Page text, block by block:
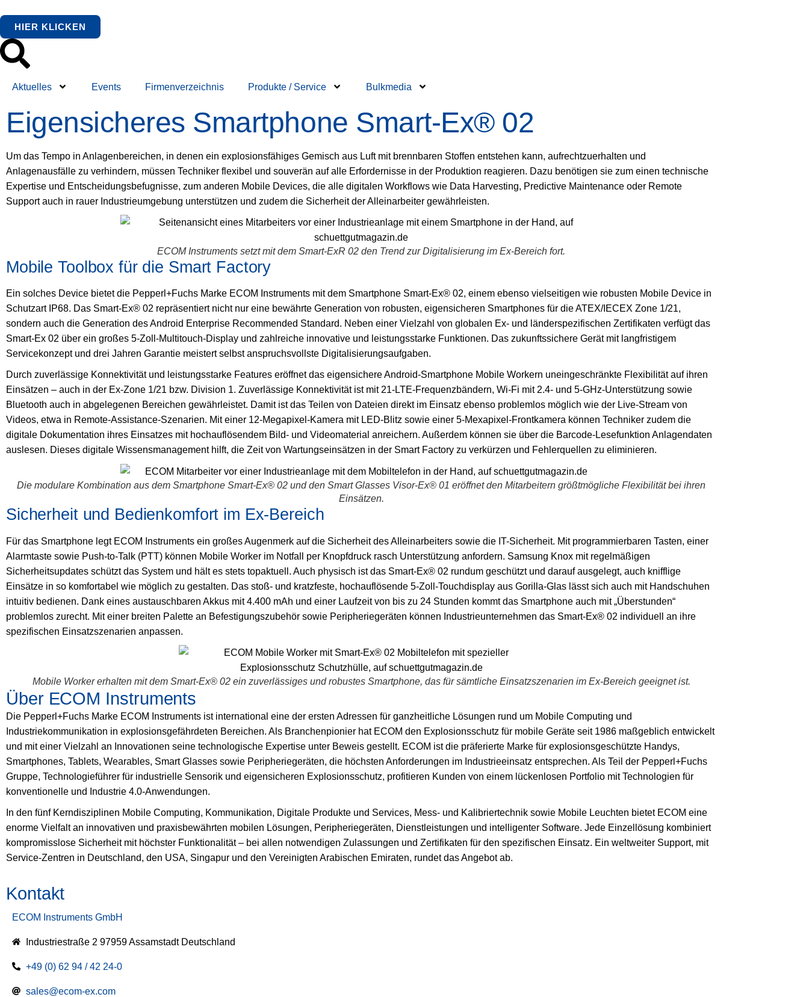
HIER KLICKEN
Aktuelles Events Firmenverzeichnis Produkte / Service Bulkmedia
Eigensicheres Smartphone Smart-Ex® 02
Um das Tempo in Anlagenbereichen, in denen ein explosionsfähiges Gemisch aus Luft mit brennbaren Stoffen entstehen kann, aufrechtzuerhalten und
Anlagenausfälle zu verhindern, müssen Techniker flexibel und souverän auf alle Erfordernisse in der Produktion reagieren. Dazu benötigen sie zum einen technische
Expertise und Entscheidungsbefugnisse, zum anderen Mobile Devices, die alle digitalen Workflows wie Data Harvesting, Predictive Maintenance oder Remote
Support auch in rauer Industrieumgebung unterstützen und zudem die Sicherheit der Alleinarbeiter gewährleisten.
ECOM Instruments setzt mit dem Smart-ExR 02 den Trend zur Digitalisierung im Ex-Bereich fort.
Mobile Toolbox für die Smart Factory
Ein solches Device bietet die Pepperl+Fuchs Marke ECOM Instruments mit dem Smartphone Smart-Ex® 02, einem ebenso vielseitigen wie robusten Mobile Device in
Schutzart IP68. Das Smart-Ex® 02 repräsentiert nicht nur eine bewährte Generation von robusten, eigensicheren Smartphones für die ATEX/IECEX Zone 1/21,
sondern auch die Generation des Android Enterprise Recommended Standard. Neben einer Vielzahl von globalen Ex- und länderspezifischen Zertifikaten verfügt das
Smart-Ex 02 über ein großes 5-Zoll-Multitouch-Display und zahlreiche innovative und leistungsstarke Funktionen. Das zukunftssichere Gerät mit langfristigem
Servicekonzept und drei Jahren Garantie meistert selbst anspruchsvollste Digitalisierungsaufgaben.
Durch zuverlässige Konnektivität und leistungsstarke Features eröffnet das eigensichere Android-Smartphone Mobile Workern uneingeschränkte Flexibilität auf ihren
Einsätzen – auch in der Ex-Zone 1/21 bzw. Division 1. Zuverlässige Konnektivität ist mit 21-LTE-Frequenzbändern, Wi-Fi mit 2.4- und 5-GHz-Unterstützung sowie
Bluetooth auch in abgelegenen Bereichen gewährleistet. Damit ist das Teilen von Dateien direkt im Einsatz ebenso problemlos möglich wie der Live-Stream von
Videos, etwa in Remote-Assistance-Szenarien. Mit einer 12-Megapixel-Kamera mit LED-Blitz sowie einer 5-Mexapixel-Frontkamera können Techniker zudem die
digitale Dokumentation ihres Einsatzes mit hochauflösendem Bild- und Videomaterial anreichern. Außerdem können sie über die Barcode-Lesefunktion Anlagendaten
auslesen. Dieses digitale Wissensmanagement hilft, die Zeit von Wartungseinsätzen in der Smart Factory zu verkürzen und Fehlerquellen zu eliminieren.
Die modulare Kombination aus dem Smartphone Smart-Ex® 02 und den Smart Glasses Visor-Ex® 01 eröffnet den Mitarbeitern größtmögliche Flexibilität bei ihren
Einsätzen.
Sicherheit und Bedienkomfort im Ex-Bereich
Für das Smartphone legt ECOM Instruments ein großes Augenmerk auf die Sicherheit des Alleinarbeiters sowie die IT-Sicherheit. Mit programmierbaren Tasten, einer
Alarmtaste sowie Push-to-Talk (PTT) können Mobile Worker im Notfall per Knopfdruck rasch Unterstützung anfordern. Samsung Knox mit regelmäßigen
Sicherheitsupdates schützt das System und hält es stets topaktuell. Auch physisch ist das Smart-Ex® 02 rundum geschützt und darauf ausgelegt, auch knifflige
Einsätze in so komfortabel wie möglich zu gestalten. Das stoß- und kratzfeste, hochauflösende 5-Zoll-Touchdisplay aus Gorilla-Glas lässt sich auch mit Handschuhen
intuitiv bedienen. Dank eines austauschbaren Akkus mit 4.400 mAh und einer Laufzeit von bis zu 24 Stunden kommt das Smartphone auch mit „Überstunden“
problemlos zurecht. Mit einer breiten Palette an Befestigungszubehör sowie Peripheriegeräten können Industrieunternehmen das Smart-Ex® 02 individuell an ihre
spezifischen Einsatzszenarien anpassen.
Mobile Worker erhalten mit dem Smart-Ex® 02 ein zuverlässiges und robustes Smartphone, das für sämtliche Einsatzszenarien im Ex-Bereich geeignet ist.
Über ECOM Instruments
Die Pepperl+Fuchs Marke ECOM Instruments ist international eine der ersten Adressen für ganzheitliche Lösungen rund um Mobile Computing und
Industriekommunikation in explosionsgefährdeten Bereichen. Als Branchenpionier hat ECOM den Explosionsschutz für mobile Geräte seit 1986 maßgeblich entwickelt
und mit einer Vielzahl an Innovationen seine technologische Expertise unter Beweis gestellt. ECOM ist die präferierte Marke für explosionsgeschützte Handys,
Smartphones, Tablets, Wearables, Smart Glasses sowie Peripheriegeräten, die höchsten Anforderungen im Industrieeinsatz entsprechen. Als Teil der Pepperl+Fuchs
Gruppe, Technologieführer für industrielle Sensorik und eigensicheren Explosionsschutz, profitieren Kunden von einem lückenlosen Portfolio mit Technologien für
konventionelle und Industrie 4.0-Anwendungen.
In den fünf Kerndisziplinen Mobile Computing, Kommunikation, Digitale Produkte und Services, Mess- und Kalibriertechnik sowie Mobile Leuchten bietet ECOM eine
enorme Vielfalt an innovativen und praxisbewährten mobilen Lösungen, Peripheriegeräten, Dienstleistungen und intelligenter Software. Jede Einzellösung kombiniert
kompromisslose Sicherheit mit höchster Funktionalität – bei allen notwendigen Zulassungen und Zertifikaten für den spezifischen Einsatz. Ein weltweiter Support, mit
Service-Zentren in Deutschland, den USA, Singapur und den Vereinigten Arabischen Emiraten, rundet das Angebot ab.
Kontakt
ECOM Instruments GmbH
Industriestraße 2 97959 Assamstadt Deutschland
+49 (0) 62 94 / 42 24-0
sales@ecom-ex.com